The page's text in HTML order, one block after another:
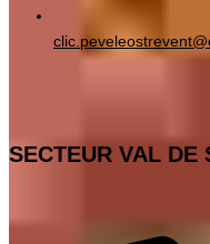
SECTEUR VAL DE